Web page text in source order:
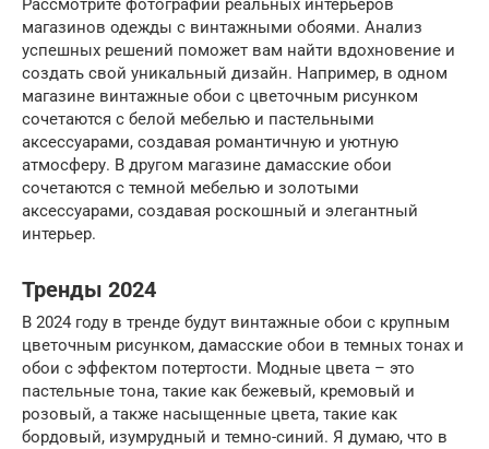
Рассмотрите фотографии реальных интерьеров
магазинов одежды с винтажными обоями. Анализ
успешных решений поможет вам найти вдохновение и
создать свой уникальный дизайн. Например, в одном
магазине винтажные обои с цветочным рисунком
сочетаются с белой мебелью и пастельными
аксессуарами, создавая романтичную и уютную
атмосферу. В другом магазине дамасские обои
сочетаются с темной мебелью и золотыми
аксессуарами, создавая роскошный и элегантный
интерьер.
Тренды 2024
В 2024 году в тренде будут винтажные обои с крупным
цветочным рисунком, дамасские обои в темных тонах и
обои с эффектом потертости. Модные цвета – это
пастельные тона, такие как бежевый, кремовый и
розовый, а также насыщенные цвета, такие как
бордовый, изумрудный и темно-синий. Я думаю, что в